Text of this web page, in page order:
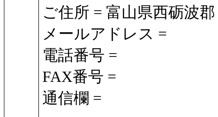
ご住所 = 富山県西砺波郡
メールアドレス =
電話番号 =
FAX番号 =
通信欄 =